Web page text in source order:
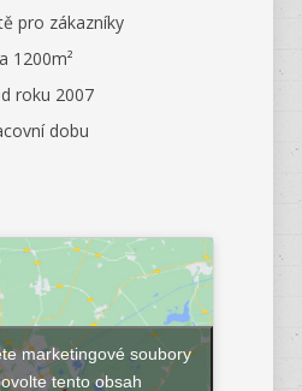
pro zákazníky
1200m²
roku 2007
dobu
marketingové soubory
tento obsah